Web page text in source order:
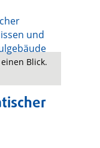
Blick.